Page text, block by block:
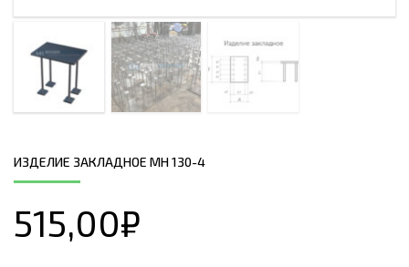
ИЗДЕЛИЕ ЗАКЛАДНОЕ МН 130-4
515,00₽